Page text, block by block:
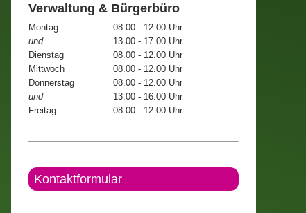
Verwaltung & Bürgerbüro
Montag
08.00 - 12.00 Uhr
und
13.00 - 17.00 Uhr
Dienstag
08.00 - 12.00 Uhr
Mittwoch
08.00 - 12.00 Uhr
Donnerstag
08.00 - 12.00 Uhr
und
13.00 - 16.00 Uhr
Freitag
08.00 - 12:00 Uhr
Kontaktformular